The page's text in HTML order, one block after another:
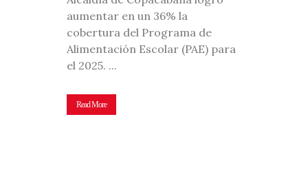
aumentar en un 36% la
cobertura del Programa de
Alimentación Escolar (PAE) para
el 2025. ...
Read More